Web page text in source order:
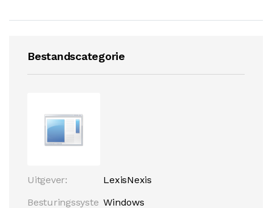
Bestandscategorie
Uitgever:
LexisNexis
Besturingssyste Windows